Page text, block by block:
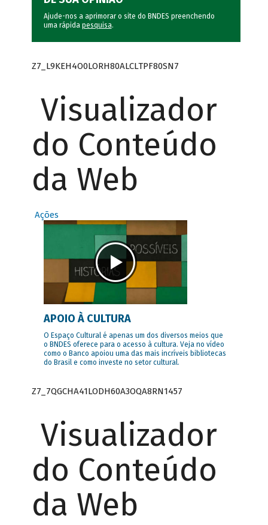
Ajude-nos a aprimorar o site do BNDES preenchendo
uma rápida pesquisa.
Z7_L9KEH4O0LORH80ALCLTPF80SN7
Visualizador
do Conteúdo
da Web
Ações
APOIO À CULTURA
O Espaço Cultural é apenas um dos diversos meios que
o BNDES oferece para o acesso à cultura. Veja no vídeo
como o Banco apoiou uma das mais incríveis bibliotecas
do Brasil e como investe no setor cultural.
Z7_7QGCHA41LODH60A3OQA8RN1457
Visualizador
do Conteúdo
da Web